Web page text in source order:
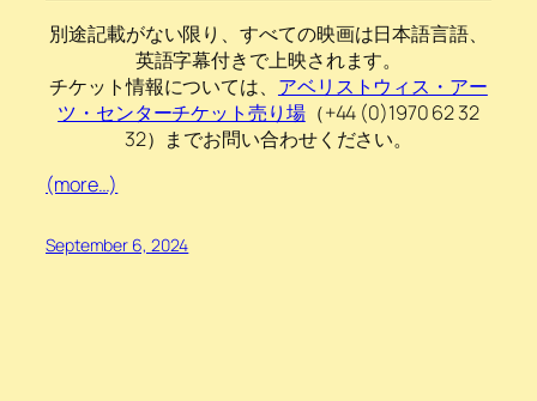
別途記載がない限り、すべての映画は日本語言語、
英語字幕付きで上映されます。
チケット情報については、 アベリストウィス・アー
ツ・センターチケット売り場（+44 (0)1970 62 32
32）までお問い合わせください。
(more…)
September 6, 2024